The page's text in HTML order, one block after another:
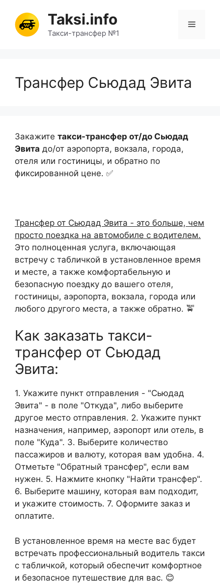
содержимому
Taksi.info
Такси-трансфер №1
Меню
Трансфер Сьюдад Эвита
Закажите такси-трансфер от/до Сьюдад
Эвита до/от аэропорта, вокзала, города,
отеля или гостиницы, и обратно по
фиксированной цене. ✅
Трансфер от Сьюдад Эвита - это больше, чем
просто поездка на автомобиле с водителем.
Это полноценная услуга, включающая
встречу с табличкой в установленное время
и месте, а также комфортабельную и
безопасную поездку до вашего отеля,
гостиницы, аэропорта, вокзала, города или
любого другого места, а также обратно. 🚖
Как заказать такси-
трансфер от Сьюдад
Эвита:
1. Укажите пункт отправления - "Сьюдад
Эвита" - в поле "Откуда", либо выберите
другое место отправления. 2. Укажите пункт
назначения, например, аэропорт или отель, в
поле "Куда". 3. Выберите количество
пассажиров и валюту, которая вам удобна. 4.
Отметьте "Обратный трансфер", если вам
нужен. 5. Нажмите кнопку "Найти трансфер".
6. Выберите машину, которая вам подходит,
и укажите стоимость. 7. Оформите заказ и
оплатите.
В установленное время на месте вас будет
встречать профессиональный водитель такси
с табличкой, который обеспечит комфортное
и безопасное путешествие для вас. 😊